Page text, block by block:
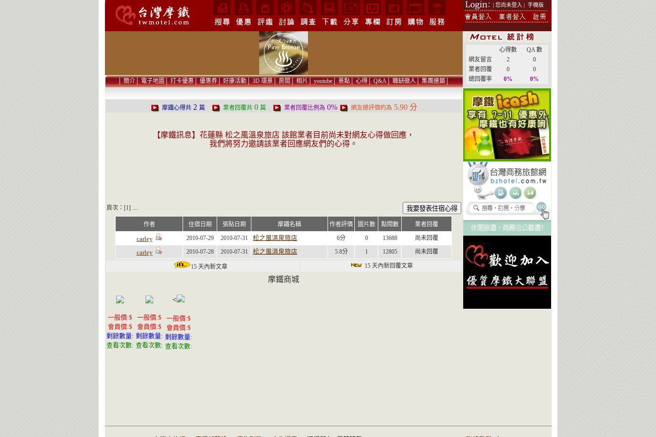
| 您尚未登入 | 手機版
心得數
QA 數
網友留言
2
0
業者回覆
0
0
總回覆率
0% 0%
│簡介│電子地圖│打卡優惠│優惠券│好康活動│3D 環景│房間│相片│youtube│景點│心得│Q&A│職缺徵人│集團連鎖│
摩鐵心得共2 篇 業者回覆共0 篇 業者回覆比例為0% 網友總評價約為5.90 分
【摩鐵訊息】花蓮縣 松之風溫泉旅店 該館業者目前尚未對網友心得做回應，
我們將努力邀請該業者回應網友們的心得。
頁次：[1] ....
作者 住宿日期 張貼日期 摩鐵名稱 作者評價 圖片數 點閱數 業者回覆
carley 2010-07-29 2010-07-31 松之風溫泉旅店 6分 0 13688 尚未回覆
carley 2010-07-28 2010-07-31 松之風溫泉旅店 5.8分 1 12805 尚未回覆
15 天內新文章 15 天內新回覆文章
摩鐵商城
一般價:$
會員價:$
剩餘數量:
查看次數:
一般價:$
會員價:$
剩餘數量:
查看次數:
<
一般價:$
會員價:$
剩餘數量:
查看次數: